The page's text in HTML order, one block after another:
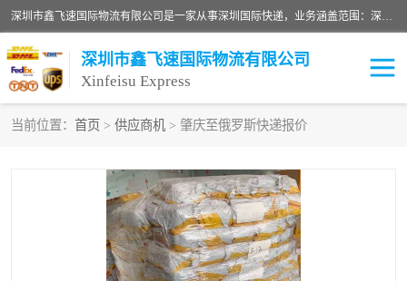
深圳市鑫飞速国际物流有限公司是一家从事深圳国际快递，业务涵盖范围：深圳DHL国际快递、深圳国际快递公司、深圳国际物流公司、深圳国际快递、深圳DHL国际快递电话可拨打全国服务热线：15019287411。欢迎各位亲来人来电到我司洽谈合作。
深圳市鑫飞速国际物流有限公司
Xinfeisu Express
当前位置： 首页 > 供应商机 > 肇庆至俄罗斯快递报价
巴西快递
深圳DHL国际快递 伊朗快递